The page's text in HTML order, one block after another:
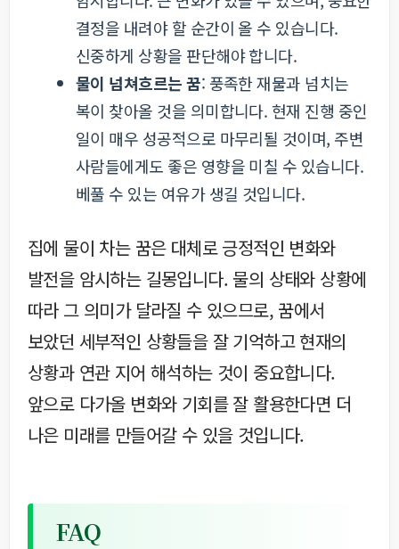
결정을 내려야 할 순간이 올 수 있습니다.
신중하게 상황을 판단해야 합니다.
물이 넘쳐흐르는 꿈: 풍족한 재물과 넘치는
복이 찾아올 것을 의미합니다. 현재 진행 중인
일이 매우 성공적으로 마무리될 것이며, 주변
사람들에게도 좋은 영향을 미칠 수 있습니다.
베풀 수 있는 여유가 생길 것입니다.
집에 물이 차는 꿈은 대체로 긍정적인 변화와
발전을 암시하는 길몽입니다. 물의 상태와 상황에
따라 그 의미가 달라질 수 있으므로, 꿈에서
보았던 세부적인 상황들을 잘 기억하고 현재의
상황과 연관 지어 해석하는 것이 중요합니다.
앞으로 다가올 변화와 기회를 잘 활용한다면 더
나은 미래를 만들어갈 수 있을 것입니다.
FAQ